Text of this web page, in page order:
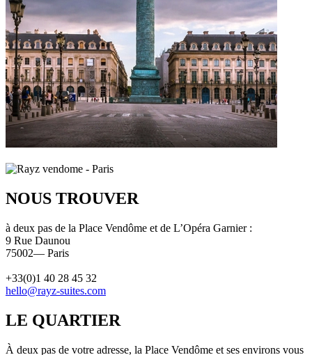
NOUS TROUVER
à deux pas de la Place Vendôme et de L’Opéra Garnier :
9 Rue Daunou
75002— Paris
+33(0)1 40 28 45 32
hello@rayz-suites.com
LE QUARTIER
À deux pas de votre adresse, la Place Vendôme et ses environs vous